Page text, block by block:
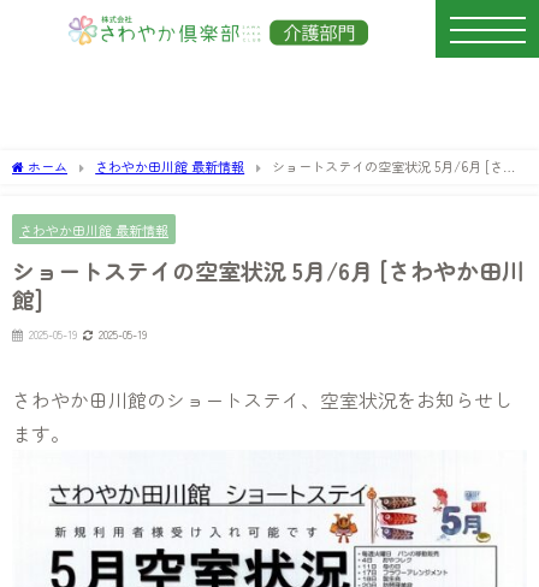
ホーム さわやか田川館 最新情報
ショートステイの空室状況 5月/6月 [さわ
さわやか田川館 最新情報
ショートステイの空室状況 5月/6月 [さわやか田川
館]
2025-05-19 2025-05-19
さわやか田川館のショートステイ、空室状況をお知らせし
ます。